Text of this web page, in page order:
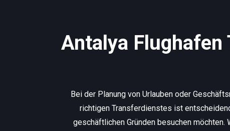
Antalya Flughafen
Bei der Planung von Urlauben oder
richtigen Transferdienstes ist
geschäftlichen Gründen besuchen